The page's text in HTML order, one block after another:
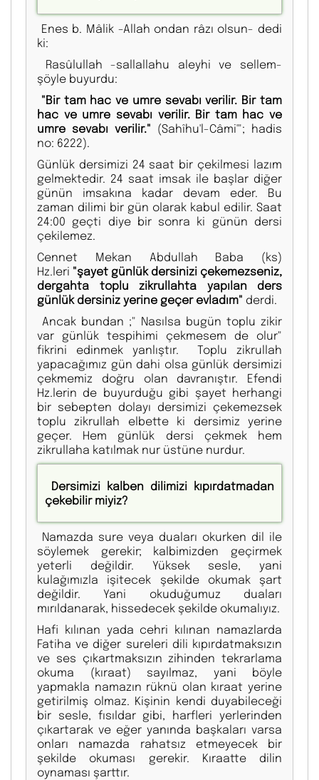
Enes b. Mâlik -Allah ondan râzı olsun- dedi
ki:
Rasûlullah -sallallahu aleyhi ve sellem-
şöyle buyurdu:
"Bir tam hac ve umre sevabı verilir. Bir tam
hac ve umre sevabı verilir. Bir tam hac ve
umre sevabı verilir." (Sahîhu'l-Câmi'"; hadis
no: 6222).
Günlük dersimizi 24 saat bir çekilmesi lazım
gelmektedir. 24 saat imsak ile başlar diğer
günün imsakına kadar devam eder. Bu
zaman dilimi bir gün olarak kabul edilir. Saat
24:00 geçti diye bir sonra ki günün dersi
çekilemez.
Cennet Mekan Abdullah Baba (ks)
Hz.leri "şayet günlük dersinizi çekemezseniz,
dergahta toplu zikrullahta yapılan ders
günlük dersiniz yerine geçer evladım" derdi.
Ancak bundan ;" Nasılsa bugün toplu zikir
var günlük tespihimi çekmesem de olur"
fikrini edinmek yanlıştır. Toplu zikrullah
yapacağımız gün dahi olsa günlük dersimizi
çekmemiz doğru olan davranıştır. Efendi
Hz.lerin de buyurduğu gibi şayet herhangi
bir sebepten dolayı dersimizi çekemezsek
toplu zikrullah elbette ki dersimiz yerine
geçer. Hem günlük dersi çekmek hem
zikrullaha katılmak nur üstüne nurdur.
Dersimizi kalben dilimizi kıpırdatmadan
çekebilir miyiz?
Namazda sure veya duaları okurken dil ile
söylemek gerekir; kalbimizden geçirmek
yeterli değildir. Yüksek sesle, yani
kulağımızla işitecek şekilde okumak şart
değildir. Yani okuduğumuz duaları
mırıldanarak, hissedecek şekilde okumalıyız.
Hafi kılınan yada cehri kılınan namazlarda
Fatiha ve diğer sureleri dili kıpırdatmaksızın
ve ses çıkartmaksızın zihinden tekrarlama
okuma (kıraat) sayılmaz, yani böyle
yapmakla namazın rüknü olan kıraat yerine
getirilmiş olmaz. Kişinin kendi duyabileceği
bir sesle, fısıldar gibi, harfleri yerlerinden
çıkartarak ve eğer yanında başkaları varsa
onları namazda rahatsız etmeyecek bir
şekilde okuması gerekir. Kıraatte dilin
oynaması şarttır.